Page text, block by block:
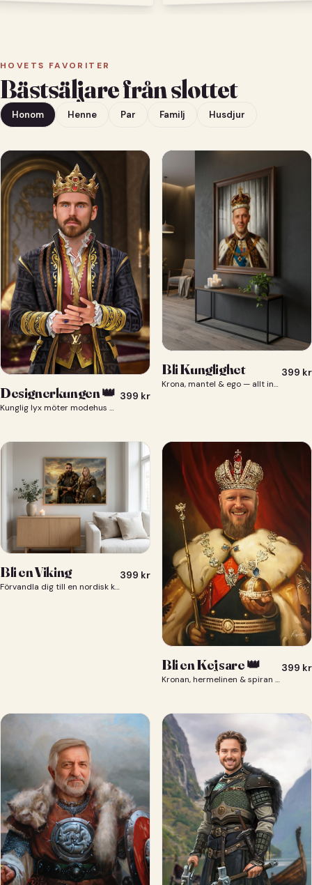
HOVETS FAVORITER
Bästsäljare från slottet
Honom Henne Par Familj Husdjur
Designerkungen 👑
Kunglig lyx möter modehus — du som designerkung 👑
399 kr
Bli Kunglighet
Krona, mantel & ego — allt ingår 👑
399 kr
Bli en Viking
Förvandla dig till en nordisk krigare i ett episkt vikingaporträtt.
399 kr
Bli en Kejsare 👑
Kronan, hermelinen & spiran — du som kejsare 👑
399 kr